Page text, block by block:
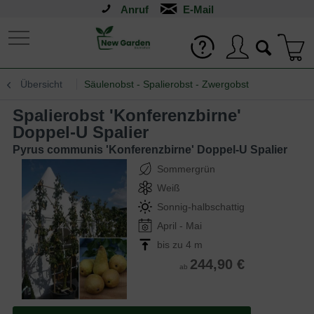
Anruf
Übersicht Säulenobst - Spalierobst - Zwergobst
Spalierobst 'Konferenzbirne'
Doppel-U Spalier
Pyrus communis 'Konferenzbirne' Doppel-U Spalier
Sommergrün
Weiß
Sonnig-halbschattig
April - Mai
bis zu 4 m
ab 244,90 €